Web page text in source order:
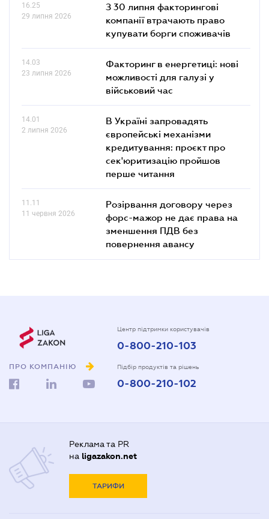
16.25
29 липня 2026
З 30 липня факторингові
компанії втрачають право
купувати борги споживачів
14.03
23 липня 2026
Факторинг в енергетиці: нові
можливості для галузі у
військовий час
14.01
2 липня 2026
В Україні запровадять
європейські механізми
кредитування: проєкт про
сек'юритизацію пройшов
перше читання
11.11
11 червня 2026
Розірвання договору через
форс-мажор не дає права на
зменшення ПДВ без
повернення авансу
ПРО КОМПАНІЮ
Центр підтримки користувачів
0-800-210-103
Підбір продуктів та рішень
0-800-210-102
Реклама та PR
на ligazakon.net
ТАРИФИ